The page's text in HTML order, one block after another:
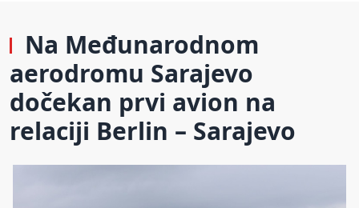
Na Međunarodnom
aerodromu Sarajevo
dočekan prvi avion na
relaciji Berlin – Sarajevo